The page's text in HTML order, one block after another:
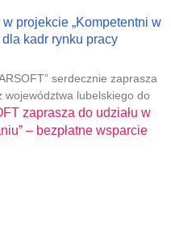
projekcie „Kompetentni w
dla kadr rynku pracy
serdecznie zaprasza
województwa lubelskiego do
zaprasza do udziału w
– bezpłatne wsparcie